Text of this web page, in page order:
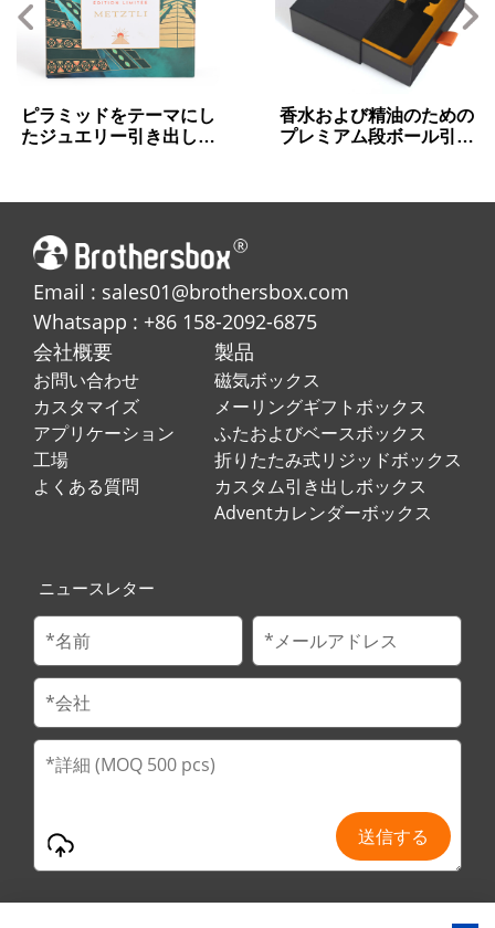
ピラミッドをテーマにし
たジュエリー引き出しギ
香水および精油のための
プレミアム段ボール引き
Email : sales01@brothersbox.com
Whatsapp : +86 158-2092-6875
会社概要
お問い合わせ
カスタマイズ
アプリケーション
工場
よくある質問
製品
磁気ボックス
メーリングギフトボックス
ふたおよびベースボックス
折りたたみ式リジッドボックス
カスタム引き出しボックス
Adventカレンダーボックス
ニュースレター